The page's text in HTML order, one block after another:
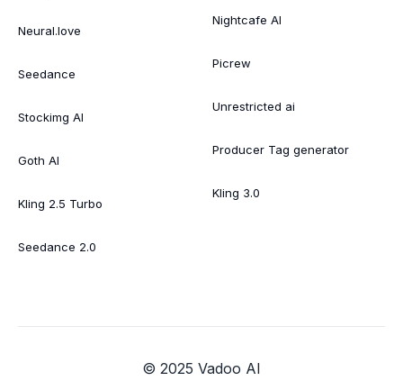
Neural.love
Seedance
Stockimg AI
Goth AI
Kling 2.5 Turbo
Seedance 2.0
Nightcafe AI
Picrew
Unrestricted ai
Producer Tag generator
Kling 3.0
© 2025 Vadoo AI